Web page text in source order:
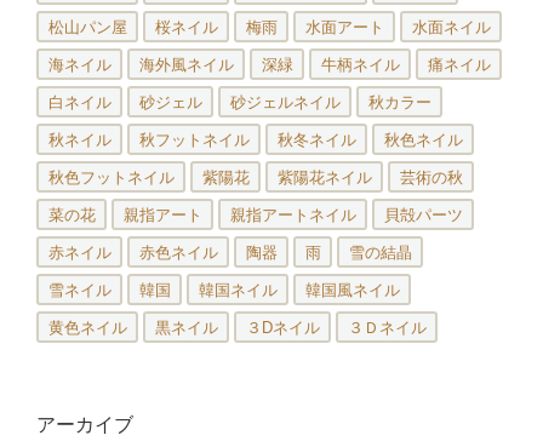
松山パン屋 桜ネイル 梅雨 水面アート 水面ネイル
海ネイル 海外風ネイル 深緑 牛柄ネイル 痛ネイル
白ネイル 砂ジェル 砂ジェルネイル 秋カラー
秋ネイル 秋フットネイル 秋冬ネイル 秋色ネイル
秋色フットネイル 紫陽花 紫陽花ネイル 芸術の秋
菜の花 親指アート 親指アートネイル 貝殻パーツ
赤ネイル 赤色ネイル 陶器 雨 雪の結晶
雪ネイル 韓国 韓国ネイル 韓国風ネイル
黄色ネイル 黒ネイル ３Dネイル ３Ｄネイル
アーカイブ